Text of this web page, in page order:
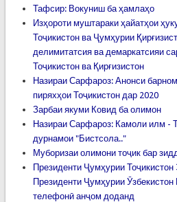
Тафсир: Вокуниш ба ҳамлаҳо
Изҳороти муштараки ҳайатҳои
Тоҷикистон ва Ҷумҳурии
делимитатсия ва демаркатсияи
Тоҷикистон ва Қирғизистон
Назираи Сарфароз: Анонси
пиряхҳои Тоҷикистон дар 2020
Зарбаи якуми Ковид ба олимон
Назираи Сарфароз: Камоли илм -
дурнамои "Бистсола.."
Муборизаи олимони тоҷик бар
Президенти Ҷумҳурии
Президенти Ҷумҳурии
телефонӣ анҷом доданд